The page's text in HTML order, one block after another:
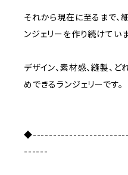
それから現在に至るまで、
ンジェリーを作り続けていま
デザイン、素材感、縫製、
めできるランジェリーです。
------